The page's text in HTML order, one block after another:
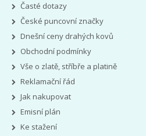
Časté dotazy
České puncovní značky
Dnešní ceny drahých kovů
Obchodní podmínky
Vše o zlatě, stříbře a platině
Reklamační řád
Jak nakupovat
Emisní plán
Ke stažení